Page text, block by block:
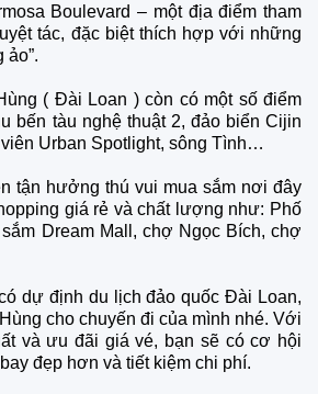
Boulevard – một địa điểm tham
tác, đặc biệt thích hợp với những
ảo”.
( Đài Loan ) còn có một số điểm
bến tàu nghệ thuật 2, đảo biển Cijin
Urban Spotlight, sông Tình…
tận hưởng thú vui mua sắm nơi đây
giá rẻ và chất lượng như: Phố
Dream Mall, chợ Ngọc Bích, chợ
dự định du lịch đảo quốc Đài Loan,
cho chuyến đi của mình nhé. Với
và ưu đãi giá vé, bạn sẽ có cơ hội
đẹp hơn và tiết kiệm chi phí.